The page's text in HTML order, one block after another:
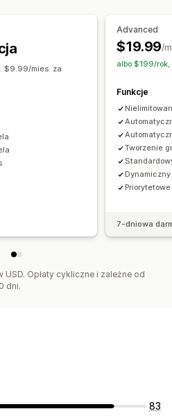
$9.99/mies. za
Advanced
$19.99/
albo $199/rok,
Funkcje
Tworzenie
7-dniowa
Opłaty cykliczne i zależne od
dni.
83